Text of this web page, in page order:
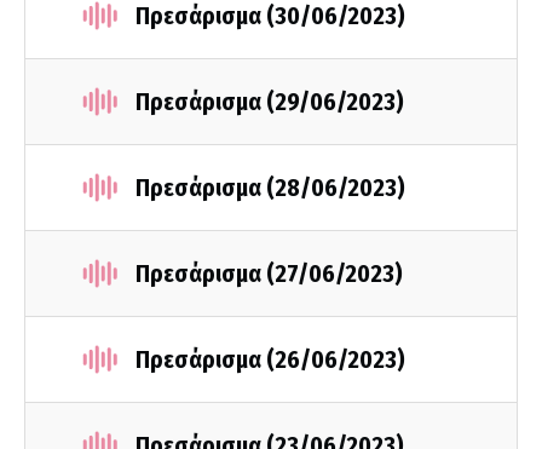
Πρεσάρισμα (30/06/2023)
Πρεσάρισμα (29/06/2023)
Πρεσάρισμα (28/06/2023)
Πρεσάρισμα (27/06/2023)
Πρεσάρισμα (26/06/2023)